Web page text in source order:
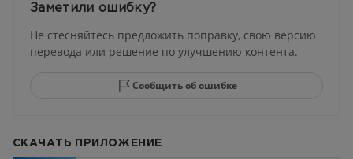
Заметили ошибку?
Не стесняйтесь предложить поправку, свою версию
перевода или решение по улучшению контента.
Сообщить об ошибке
СКАЧАТЬ ПРИЛОЖЕНИЕ